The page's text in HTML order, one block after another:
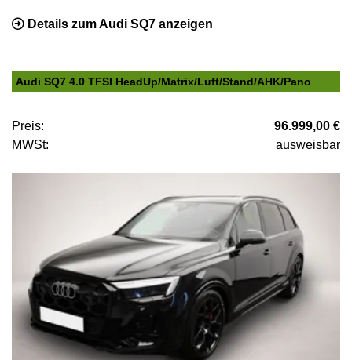
Details zum Audi SQ7 anzeigen
Audi SQ7 4.0 TFSI HeadUp/Matrix/Luft/Stand/AHK/Pano
Preis:
96.999,00 €
MWSt:
ausweisbar